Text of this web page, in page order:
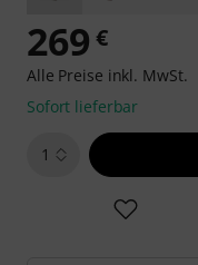
269 €
Alle Preise inkl. MwSt.
Sofort lieferbar
1